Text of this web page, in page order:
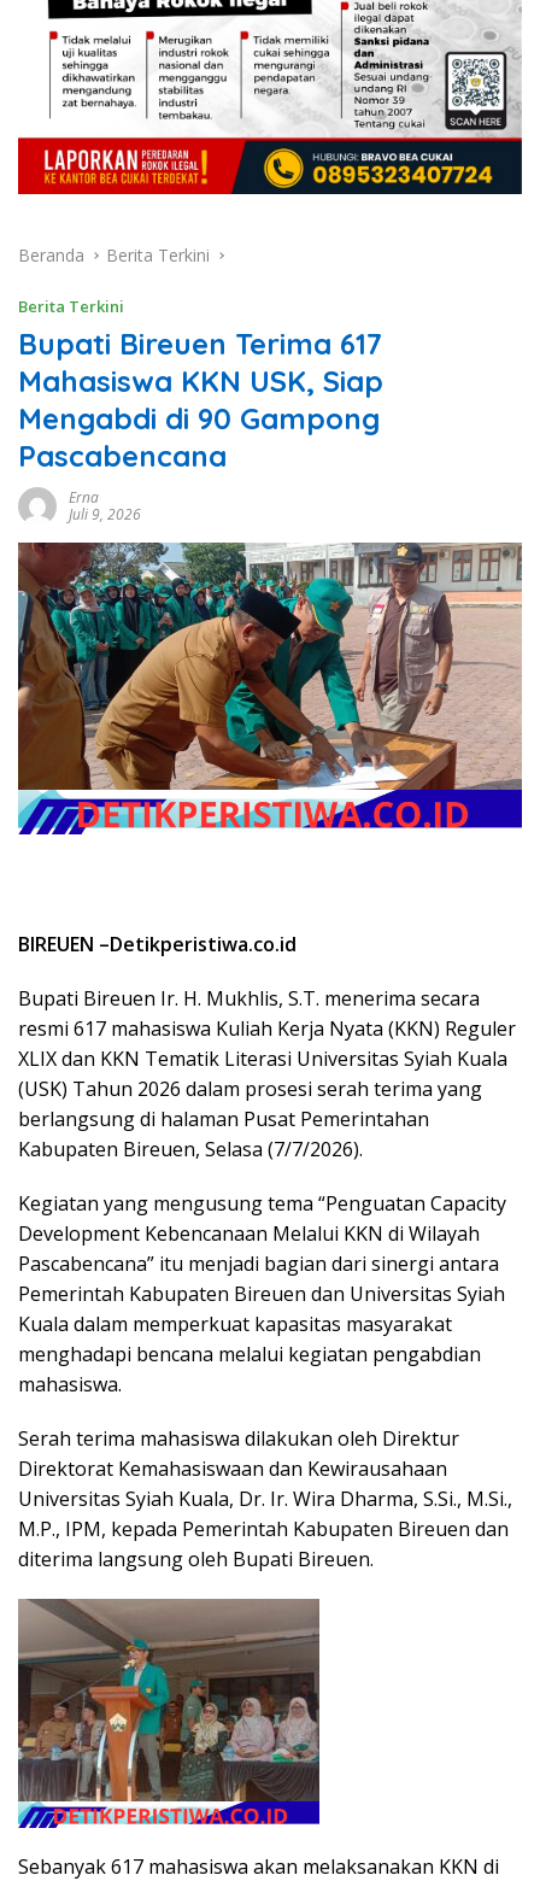
Beranda Berita Terkini
Berita Terkini
Bupati Bireuen Terima 617
Mahasiswa KKN USK, Siap
Mengabdi di 90 Gampong
Pascabencana
Erna
Juli 9, 2026
BIREUEN –Detikperistiwa.co.id
Bupati Bireuen Ir. H. Mukhlis, S.T. menerima secara
resmi 617 mahasiswa Kuliah Kerja Nyata (KKN) Reguler
XLIX dan KKN Tematik Literasi Universitas Syiah Kuala
(USK) Tahun 2026 dalam prosesi serah terima yang
berlangsung di halaman Pusat Pemerintahan
Kabupaten Bireuen, Selasa (7/7/2026).
Kegiatan yang mengusung tema “Penguatan Capacity
Development Kebencanaan Melalui KKN di Wilayah
Pascabencana” itu menjadi bagian dari sinergi antara
Pemerintah Kabupaten Bireuen dan Universitas Syiah
Kuala dalam memperkuat kapasitas masyarakat
menghadapi bencana melalui kegiatan pengabdian
mahasiswa.
Serah terima mahasiswa dilakukan oleh Direktur
Direktorat Kemahasiswaan dan Kewirausahaan
Universitas Syiah Kuala, Dr. Ir. Wira Dharma, S.Si., M.Si.,
M.P., IPM, kepada Pemerintah Kabupaten Bireuen dan
diterima langsung oleh Bupati Bireuen.
Sebanyak 617 mahasiswa akan melaksanakan KKN di